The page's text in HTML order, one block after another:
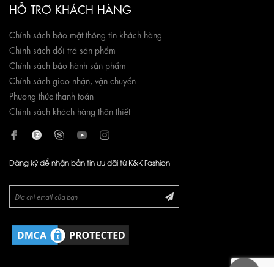
HỖ TRỢ KHÁCH HÀNG
Chính sách bảo mật thông tin khách hàng
Chính sách đổi trả sản phẩm
Chính sách bảo hành sản phẩm
Chính sách giao nhận, vận chuyển
Phương thức thanh toán
Chính sách khách hàng thân thiết
Đăng ký để nhận bản tin ưu đãi từ K&K Fashion